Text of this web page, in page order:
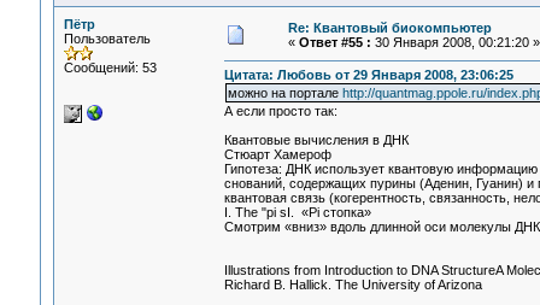
Пётр
Пользователь
Сообщений: 53
Re: Квантовый биокомпьютер
« Ответ #55 : 30 Января 2008, 00:21:20 »
Цитата: Любовь от 29 Января 2008, 23:06:25
можно на портале http://quantmag.ppole.ru/
А если просто так:
Квантовые вычисления в ДНК
Стюарт Хамероф
Гипотеза: ДНК использует квантовую
снований, содержащих пурины (Аденин, Гуанин)
квантовая связь (когерентность, связанность,
I. The "pi sI. «Pi стопка»
Смотрим «вниз» вдоль длинной оси молекулы
Illustrations from Introduction to DNA StructureA
Richard B. Hallick. The University of Arizona